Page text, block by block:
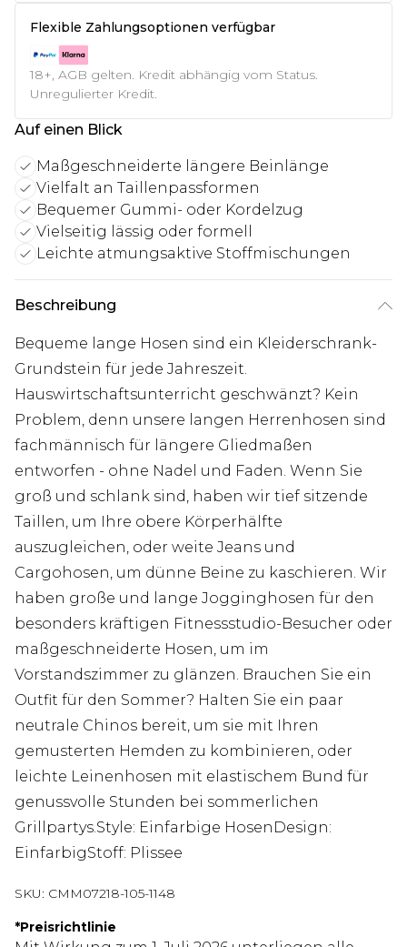
Flexible Zahlungsoptionen verfügbar
18+, AGB gelten. Kredit abhängig vom Status.
Unregulierter Kredit.
Auf einen Blick
Maßgeschneiderte längere Beinlänge
Vielfalt an Taillenpassformen
Bequemer Gummi- oder Kordelzug
Vielseitig lässig oder formell
Leichte atmungsaktive Stoffmischungen
Beschreibung
Bequeme lange Hosen sind ein Kleiderschrank-
Grundstein für jede Jahreszeit.
Hauswirtschaftsunterricht geschwänzt? Kein
Problem, denn unsere langen Herrenhosen sind
fachmännisch für längere Gliedmaßen
entworfen - ohne Nadel und Faden. Wenn Sie
groß und schlank sind, haben wir tief sitzende
Taillen, um Ihre obere Körperhälfte
auszugleichen, oder weite Jeans und
Cargohosen, um dünne Beine zu kaschieren. Wir
haben große und lange Jogginghosen für den
besonders kräftigen Fitnessstudio-Besucher oder
maßgeschneiderte Hosen, um im
Vorstandszimmer zu glänzen. Brauchen Sie ein
Outfit für den Sommer? Halten Sie ein paar
neutrale Chinos bereit, um sie mit Ihren
gemusterten Hemden zu kombinieren, oder
leichte Leinenhosen mit elastischem Bund für
genussvolle Stunden bei sommerlichen
Grillpartys.Style: Einfarbige HosenDesign:
EinfarbigStoff: Plissee
SKU: CMM07218-105-1148
*Preisrichtlinie